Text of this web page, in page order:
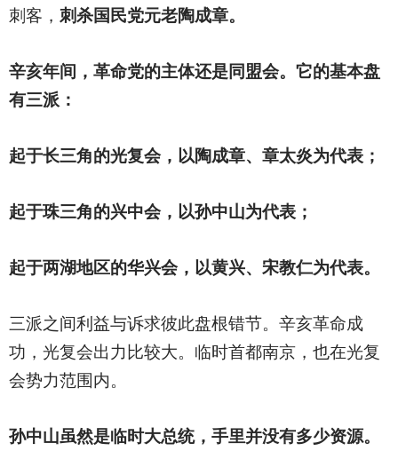
刺客， 刺杀国民党元老陶成章。
辛亥年间，革命党的主体还是同盟会。它的基本盘
有三派：
起于长三角的光复会，以陶成章、章太炎为代表；
起于珠三角的兴中会，以孙中山为代表；
起于两湖地区的华兴会，以黄兴、宋教仁为代表。
三派之间利益与诉求彼此盘根错节。辛亥革命成
功，光复会出力比较大。临时首都南京，也在光复
会势力范围内。
孙中山虽然是临时大总统，手里并没有多少资源。